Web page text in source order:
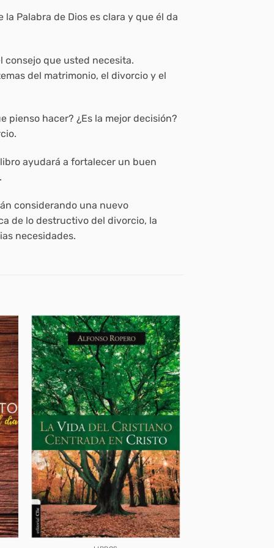
Palabra de Dios es clara y que él da
que usted necesita.
del matrimonio, el divorcio y el
pienso hacer? ¿Es la mejor decisión?
ayudará a fortalecer un buen
considerando una nuevo
de lo destructivo del divorcio, la
necesidades.